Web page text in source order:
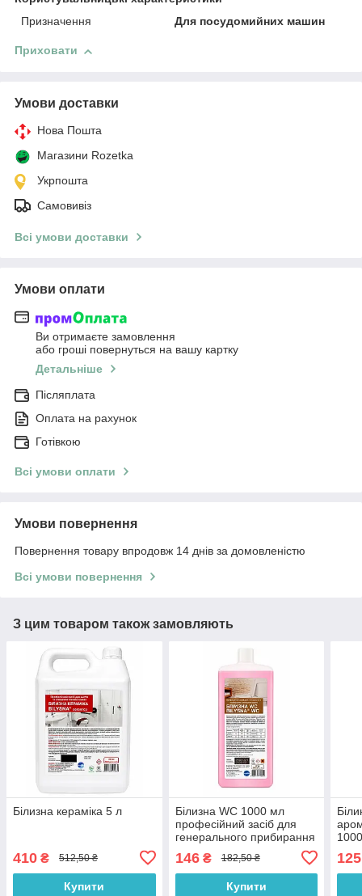
Призначення
Для посудомийних машин
Приховати
Умови доставки
Нова Пошта
Магазини Rozetka
Укрпошта
Самовивіз
Всі умови доставки
Умови оплати
Ви отримаєте замовлення
або гроші повернуться на вашу картку
Детальніше
Післяплата
Оплата на рахунок
Готівкою
Всі умови оплати
Умови повернення
Повернення товару впродовж 14 днів за домовленістю
Всі умови повернення
З цим товаром також замовляють
Білизна кераміка 5 л
410 ₴ 512,50 ₴
Купити
Білизна WC 1000 мл
професійний засіб для
генерального прибирання
146₴ 182,50 ₴
Купити
125